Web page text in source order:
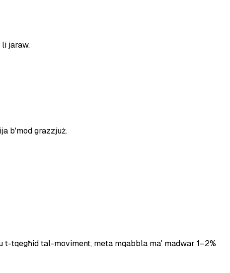
jaraw.
b'mod grazzjuż.
tqegħid tal-moviment, meta mqabbla ma' madwar 1–2%